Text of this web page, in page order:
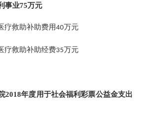
事业75万元
疗救助补助费用40万元
疗救助补助经费35万元
2018年度用于社会福利彩票公益金支出